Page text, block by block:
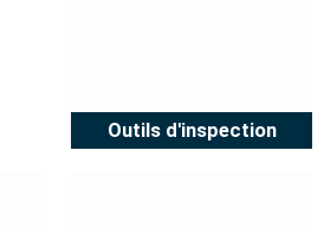
Outils d'inspection